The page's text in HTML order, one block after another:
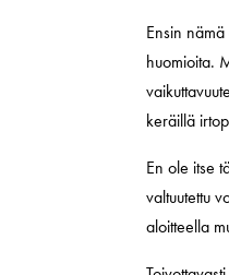
Ensin
huomioita.
keräillä
En ole itse
valtuutettu
aloitteella